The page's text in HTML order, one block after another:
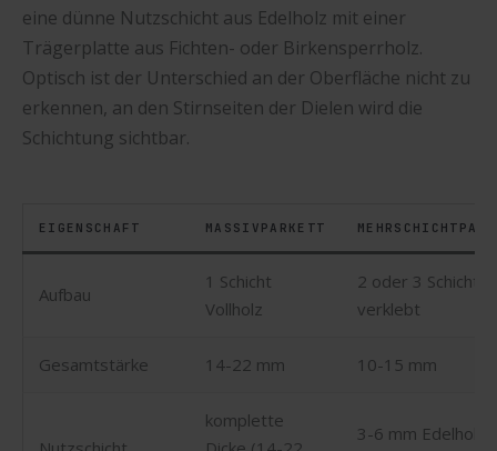
eine dünne Nutzschicht aus Edelholz mit einer
Trägerplatte aus Fichten- oder Birkensperrholz.
Optisch ist der Unterschied an der Oberfläche nicht zu
erkennen, an den Stirnseiten der Dielen wird die
Schichtung sichtbar.
EIGENSCHAFT MASSIVPARKETT
Aufbau
1 Schicht
Vollholz
2 oder 3 Schichten
verklebt
Gesamtstärke 14-22 mm 10-15 mm
komplette
3-6 mm Edelholz